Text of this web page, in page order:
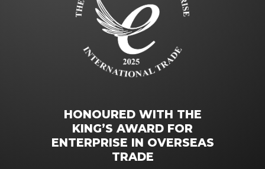
HONOURED WITH THE
KING’S AWARD FOR
ENTERPRISE IN OVERSEAS
TRADE